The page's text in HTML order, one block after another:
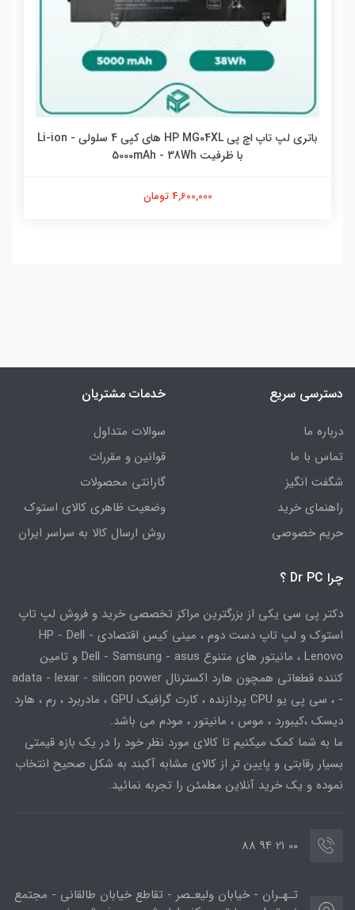
باتری لپ تاپ اچ پی HP MG04XL های کپی 4 سلولی - Li-ion
با ظرفیت 5000mAh - 38Wh
4,600,000 تومان
دسترسی سریع
درباره ما
تماس با ما
شگفت انگیز
راهنمای خرید
حریم خصوصی
خدمات مشتریان
سوالات متداول
قوانین و مقررات
گارانتی محصولات
وضعیت ظاهری کالای استوک
روش ارسال کالا به سراسر ایران
چرا Dr PC ؟
دکتر پی سی یکی از بزرگترین مراکز تخصصی خرید و فروش لپ تاپ
استوک و لپ تاپ دست دوم ، مینی کیس اقتصادی HP - Dell -
Lenovo ، مانیتور های متنوع Dell - Samsung - asus و تامین
کننده قطعاتی همچون هارد اکسترنال adata - lexar - silicon power
- ، سی پی یو CPU پردازنده ، کارت گرافیک GPU ، مادربرد ، رم ، هارد
دیسک ،کیبورد ، موس ، مانیتور ، مودم می باشد.
ما به شما کمک میکنیم تا کالای مورد نظر خود را در یک بازه قیمتی
بسیار رقابتی و پایین تر از کالای مشابه آکبند به شکل صحیح انتخاب
نموده و یک خرید آنلاین مطمئن را تجربه نمائید.
00 21 94 88
تـهـران - خیابان ولیعـصر - تقاطع خیابان طالقانی - مجتمع